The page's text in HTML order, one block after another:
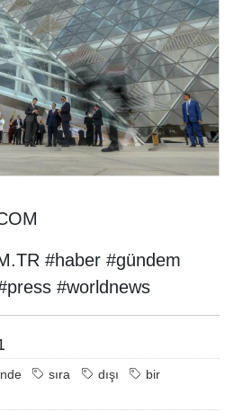
#haber #gündem
#worldnews
sıra dışı
bir